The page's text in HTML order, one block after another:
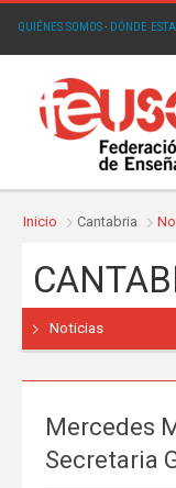
QUIÉNES SOMOS· DÓNDE
Inicio Cantabria
Noticias
Mercedes
Secretaria